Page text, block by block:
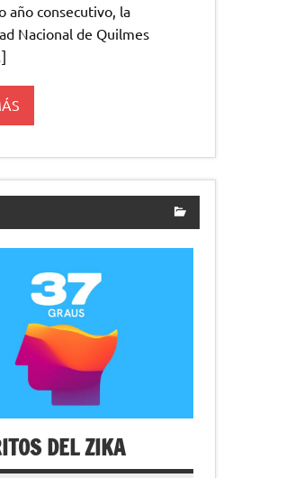
año consecutivo, la
Nacional de Quilmes
DEL ZIKA